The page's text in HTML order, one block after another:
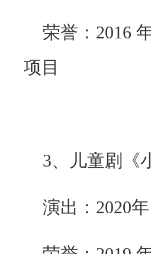
荣誉： 2016
项目
3、儿童剧《
演出： 2020